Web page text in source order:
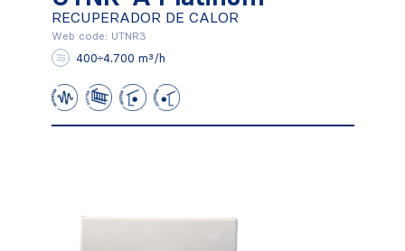
RECUPERADOR DE CALOR
Web code: UTNR3
400÷4.700 m³/h
UTNR-A Platinum
RECUPERADOR DE CALOR
Conocer más